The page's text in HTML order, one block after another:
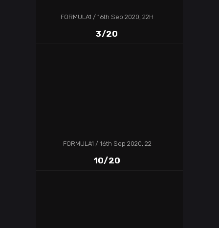
FORMULA1 16th Sep 2020, 22H
3/20
FORMULA1 16th Sep 2020, 22
10/20